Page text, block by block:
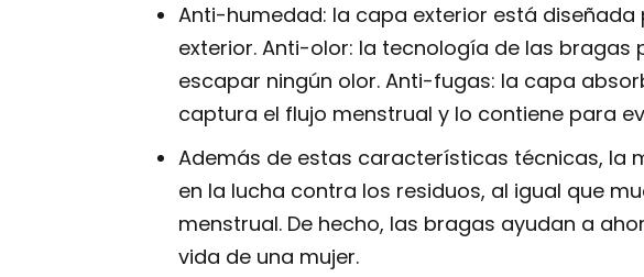
Anti-humedad: la capa exterior está
exterior. Anti-olor: la tecnología de las bragas
escapar ningún olor. Anti-fugas: la capa
captura el flujo menstrual y lo contiene para
Además de estas características técnicas, la
en la lucha contra los residuos, al igual que
menstrual. De hecho, las bragas ayudan a
vida de una mujer.